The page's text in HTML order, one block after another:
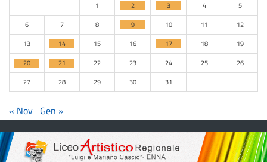
1 2 3 4
5
6
7 8 9 10 11
12
13
14 15 16 17 18
19
20
21 22 23 24 25
26
27
28 29 30 31
« Nov Gen »